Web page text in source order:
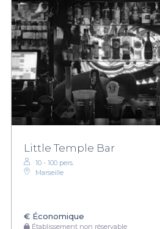
Little Temple Bar
10 - 100 pers.
Marseille
€ Économique
Établissement non réservable